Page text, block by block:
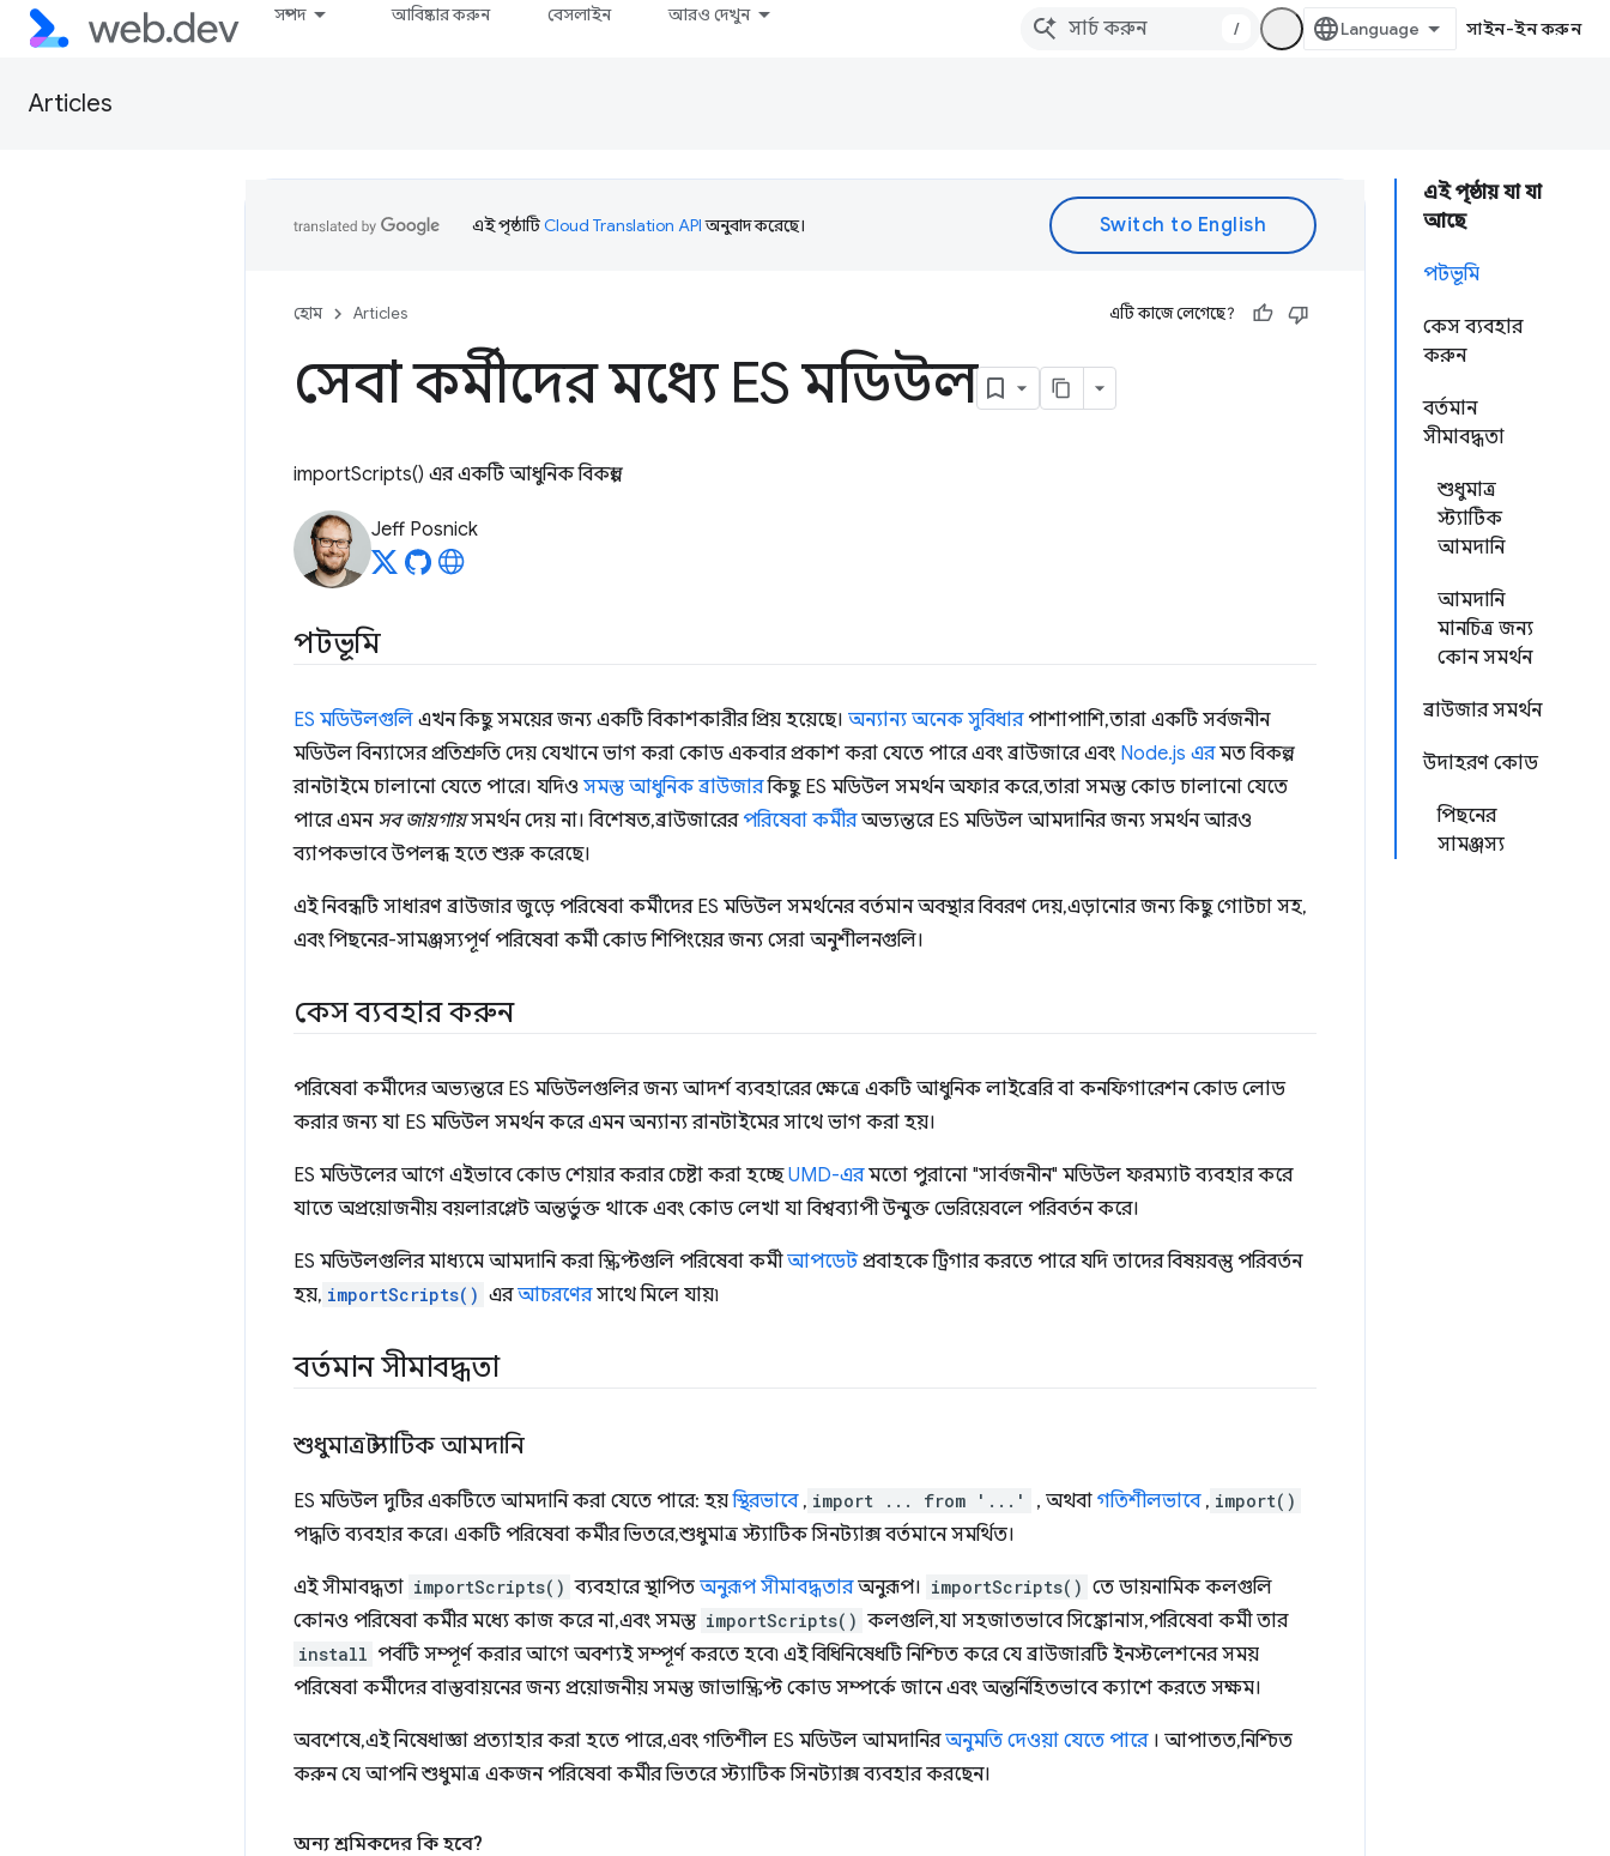
সম্পদ আবিষ্কার করুন বেসলাইন আরও দেখুন
/ সাইন-ইন করুন
Articles
এই পৃষ্ঠায় যা যা
আছে
পটভূমি
কেস ব্যবহার
করুন
বর্তমান
সীমাবদ্ধতা
শুধুমাত্র
স্ট্যাটিক
আমদানি
আমদানি
মানচিত্র জন্য
কোন সমর্থন
ব্রাউজার সমর্থন
উদাহরণ কোড
পিছনের
সামঞ্জস্য
এই পৃষ্ঠাটিCloud Translation APIঅনুবাদ করেছে।
হোম Articles এটি কাজে লেগেছে?
সেবা কর্মীদের মধ্যে ES মডিউল
importScripts() এর একটি আধুনিক বিকল্প।
Jeff Posnick
পটভূমি
ES মডিউলগুলি এখন কিছু সময়ের জন্য একটি বিকাশকারীর প্রিয় হয়েছে। অন্যান্য অনেক সুবিধারপাশাপাশি, তারা একটি সর্বজনীন
মডিউল বিন্যাসের প্রতিশ্রুতি দেয় যেখানে ভাগ করা কোড একবার প্রকাশ করা যেতে পারে এবং ব্রাউজারে এবং Node.js এরমত বিকল্প
রানটাইমে চালানো যেতে পারে। যদিও সমস্ত আধুনিক ব্রাউজারকিছু ES মডিউল সমর্থন অফার করে, তারা সমস্ত কোড চালানো যেতে
পারে এমন সব জায়গায়সমর্থন দেয় না। বিশেষত, ব্রাউজারেরপরিষেবা কর্মীরঅভ্যন্তরে ES মডিউল আমদানির জন্য সমর্থন আরও
ব্যাপকভাবে উপলব্ধ হতে শুরু করেছে।
এই নিবন্ধটি সাধারণ ব্রাউজার জুড়ে পরিষেবা কর্মীদের ES মডিউল সমর্থনের বর্তমান অবস্থার বিবরণ দেয়, এড়ানোর জন্য কিছু গোটচা সহ,
এবং পিছনের-সামঞ্জস্যপূর্ণ পরিষেবা কর্মী কোড শিপিংয়ের জন্য সেরা অনুশীলনগুলি।
কেস ব্যবহার করুন
পরিষেবা কর্মীদের অভ্যন্তরে ES মডিউলগুলির জন্য আদর্শ ব্যবহারের ক্ষেত্রে একটি আধুনিক লাইব্রেরি বা কনফিগারেশন কোড লোড
করার জন্য যা ES মডিউল সমর্থন করে এমন অন্যান্য রানটাইমের সাথে ভাগ করা হয়।
ES মডিউলের আগে এইভাবে কোড শেয়ার করার চেষ্টা করা হচ্ছেUMD-এরমতো পুরানো "সার্বজনীন" মডিউল ফরম্যাট ব্যবহার করে
যাতে অপ্রয়োজনীয় বয়লারপ্লেট অন্তর্ভুক্ত থাকে এবং কোড লেখা যা বিশ্বব্যাপী উন্মুক্ত ভেরিয়েবলে পরিবর্তন করে।
ES মডিউলগুলির মাধ্যমে আমদানি করা স্ক্রিপ্টগুলি পরিষেবা কর্মীআপডেটপ্রবাহকে ট্রিগার করতে পারে যদি তাদের বিষয়বস্তু পরিবর্তন
হয়, importScripts() এরআচরণেরসাথে মিলে যায়৷
বর্তমান সীমাবদ্ধতা
শুধুমাত্র স্ট্যাটিক আমদানি
ES মডিউল দুটির একটিতে আমদানি করা যেতে পারে: হয়স্থিরভাবে, import ... from '...' , অথবা গতিশীলভাবে, import()
পদ্ধতি ব্যবহার করে। একটি পরিষেবা কর্মীর ভিতরে, শুধুমাত্র স্ট্যাটিক সিনট্যাক্স বর্তমানে সমর্থিত।
এই সীমাবদ্ধতা importScripts() ব্যবহারে স্থাপিত অনুরূপ সীমাবদ্ধতারঅনুরূপ। importScripts() তে ডায়নামিক কলগুলি
কোনও পরিষেবা কর্মীর মধ্যে কাজ করে না, এবং সমস্ত importScripts() কলগুলি, যা সহজাতভাবে সিঙ্ক্রোনাস, পরিষেবা কর্মী তার
install পর্বটি সম্পূর্ণ করার আগে অবশ্যই সম্পূর্ণ করতে হবে৷ এই বিধিনিষেধটি নিশ্চিত করে যে ব্রাউজারটি ইনস্টলেশনের সময়
পরিষেবা কর্মীদের বাস্তবায়নের জন্য প্রয়োজনীয় সমস্ত জাভাস্ক্রিপ্ট কোড সম্পর্কে জানে এবং অন্তর্নিহিতভাবে ক্যাশে করতে সক্ষম।
অবশেষে, এই নিষেধাজ্ঞা প্রত্যাহার করা হতে পারে, এবং গতিশীল ES মডিউল আমদানিরঅনুমতি দেওয়া যেতে পারে। আপাতত, নিশ্চিত
করুন যে আপনি শুধুমাত্র একজন পরিষেবা কর্মীর ভিতরে স্ট্যাটিক সিনট্যাক্স ব্যবহার করছেন।
অন্য শ্রমিকদের কি হবে?